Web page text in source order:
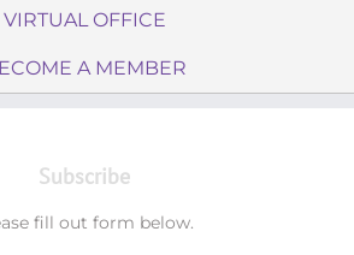
VIRTUAL OFFICE
A MEMBER
Subscribe
fill out form below.